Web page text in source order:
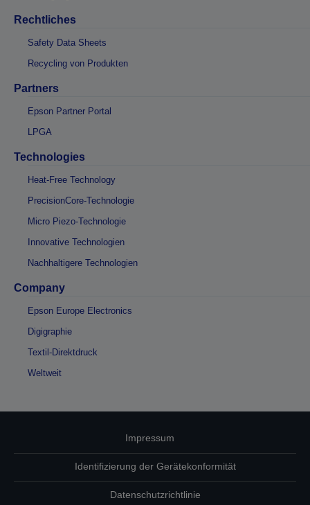
Rechtliches
Safety Data Sheets
Recycling von Produkten
Partners
Epson Partner Portal
LPGA
Technologies
Heat-Free Technology
PrecisionCore-Technologie
Micro Piezo-Technologie
Innovative Technologien
Nachhaltigere Technologien
Company
Epson Europe Electronics
Digigraphie
Textil-Direktdruck
Weltweit
Impressum
Identifizierung der Gerätekonformität
Datenschutzrichtlinie